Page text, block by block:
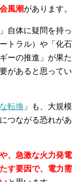
風潮があります。
自体に疑問を持っ
トラル）や「化石
ーの推進」が果た
があると思ってい
転換 」も、大規模
つながる恐れがあ
、急激な火力発電
す要因で、電力需